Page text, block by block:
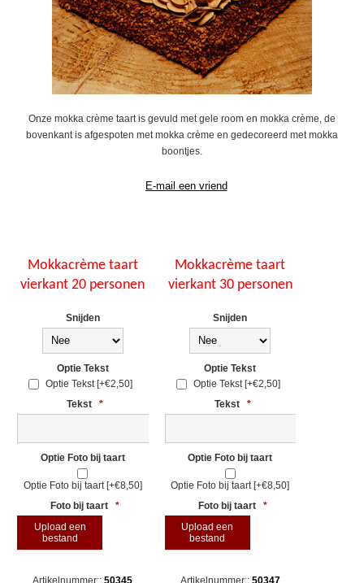
Onze mokka crème taart is gevuld met gele room en mokka crème, de
bovenkant is afgespoten met mokka crème en gedecoreerd met mokka
boontjes.
Mokkacrème taart
vierkant 20 personen
Snijden
Optie Tekst
Optie Tekst [+€2,50]
Tekst
*
Optie Foto bij taart
Optie Foto bij taart [+€8,50]
Foto bij taart
*
Upload een
bestand
Artikelnummer:: 50345
Mokkacrème taart
vierkant 30 personen
Snijden
Optie Tekst
Optie Tekst [+€2,50]
Tekst
*
Optie Foto bij taart
Optie Foto bij taart [+€8,50]
Foto bij taart
*
Upload een
bestand
Artikelnummer:: 50347